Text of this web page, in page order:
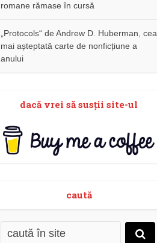
romane rămase în cursă
„Protocols“ de Andrew D. Huberman, cea
mai așteptată carte de nonficțiune a
anului
dacă vrei să susţii site-ul
caută